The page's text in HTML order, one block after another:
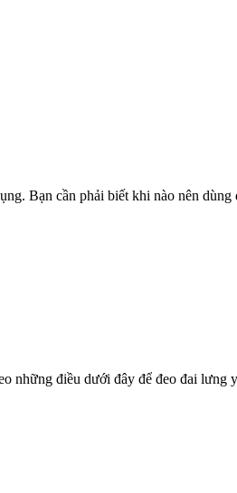
Bạn cần phải biết khi nào nên dùng
những điều dưới đây để đeo đai lưng